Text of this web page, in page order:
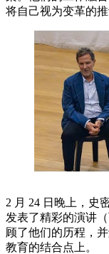
将自己视为变革的推
2 月 24 日晚上，史
发表了精彩的演讲
顾了他们的历程，
教育的结合点上。